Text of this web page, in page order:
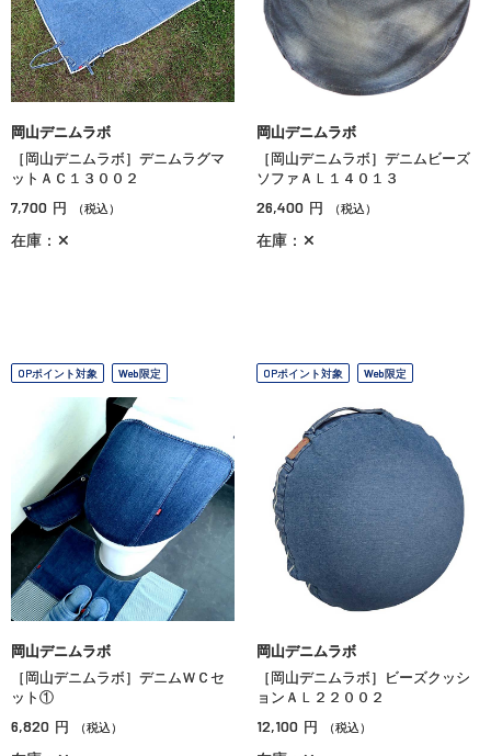
岡山デニムラボ
［岡山デニムラボ］デニムラグマ
ットＡＣ１３００２
7,700 円 （税込）
在庫：✕
岡山デニムラボ
［岡山デニムラボ］デニムビーズ
ソファＡＬ１４０１３
26,400 円 （税込）
在庫：✕
OPポイント対象 Web限定
岡山デニムラボ
［岡山デニムラボ］デニムＷＣセ
ット①
6,820 円 （税込）
OPポイント対象 Web限定
岡山デニムラボ
［岡山デニムラボ］ビーズクッシ
ョンＡＬ２２００２
12,100 円 （税込）